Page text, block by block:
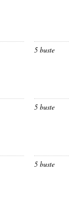
5 buste
5 buste
5 buste